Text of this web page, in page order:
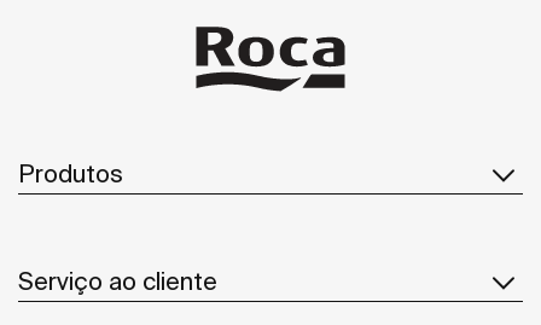
Produtos
Serviço ao cliente